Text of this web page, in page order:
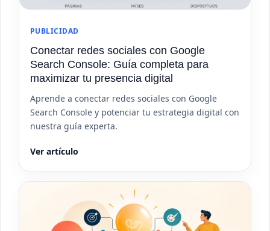
PUBLICIDAD
Conectar redes sociales con Google
Search Console: Guía completa para
maximizar tu presencia digital
Aprende a conectar redes sociales con Google
Search Console y potenciar tu estrategia digital con
nuestra guía experta.
Ver artículo